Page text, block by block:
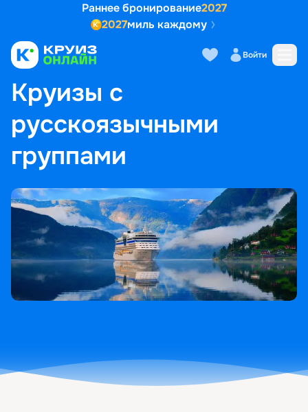
Раннее бронирование2027
2027миль каждому
Войти
ГЛАВНАЯ • ПОПУЛЯРНЫЕ НАПРАВЛЕНИЯ
КРУИЗЫ С РУССКОЯЗЫЧНЫМИ ГРУППАМИ
Круизы с
русскоязычными
группами